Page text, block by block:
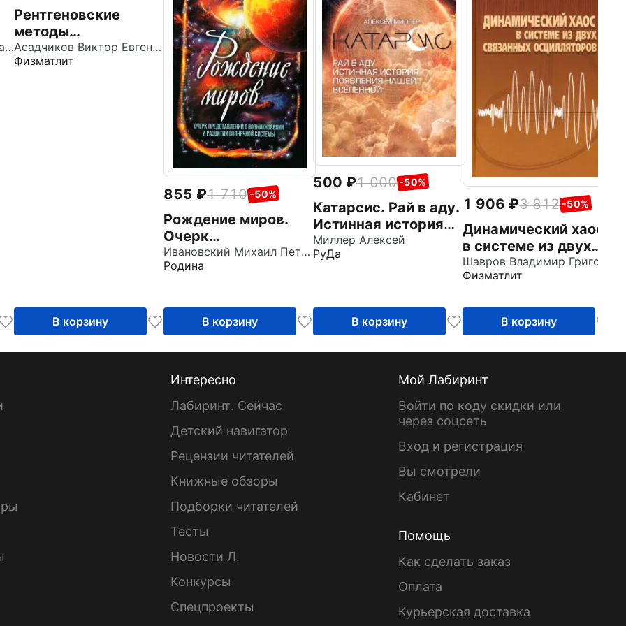
Егоров Владимир Константинович
Рентгеновские
методы
исследования
частично
Асадчиков Виктор Евгеньевич
Физматлит
В корзину
855 1 710 -50%
Рождение миров.
Очерк
представлений о
возникновении и
системы
Ивановский Михаил Петрович
Родина
В корзину
500 1 000 -50%
Катарсис. Рай в аду.
Истинная история
появления нашей
Вселенной
Миллер Алексей
РуДа
В корзину
1 906 3 812 -50%
Динамический хаос
в системе из двух
связанных
осцилляторов
Физматлит
В корзину
Интересно
Лабиринт. Сейчас
Детский навигатор
Рецензии читателей
Книжные обзоры
Подборки читателей
Тесты
Новости Л.
Конкурсы
Спецпроекты
Мой Лабиринт
Войти по коду скидки или
через соцсеть
Вход и регистрация
Вы смотрели
Кабинет
Помощь
Как сделать заказ
Оплата
Курьерская доставка